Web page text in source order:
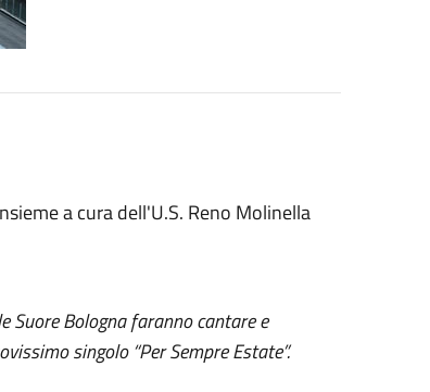
a cura dell'U.S. Reno Molinella
Suore Bologna faranno cantare e
singolo “Per Sempre Estate”.